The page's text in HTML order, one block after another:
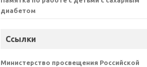
диабетом
Ссылки
Министерство просвещения Российской